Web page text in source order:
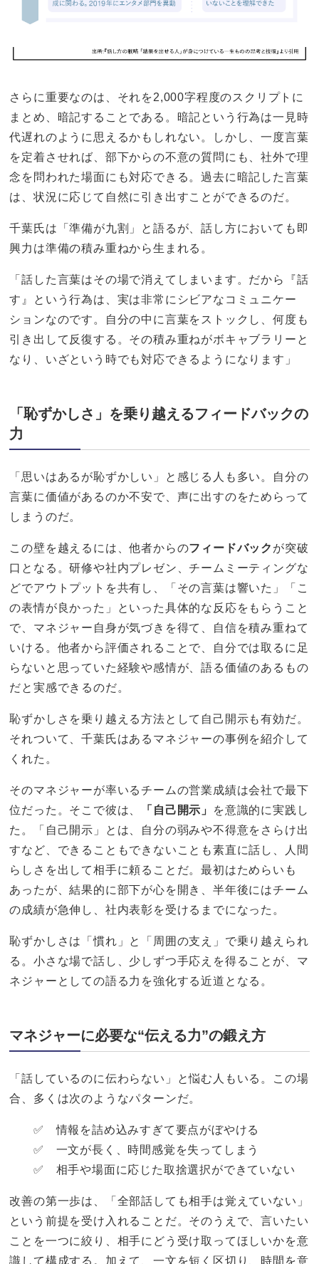
さらに重要なのは、それを2,000字程度のスクリプトに
まとめ、暗記することである。暗記という行為は一見時
代遅れのように思えるかもしれない。しかし、一度言葉
を定着させれば、部下からの不意の質問にも、社外で理
念を問われた場面にも対応できる。過去に暗記した言葉
は、状況に応じて自然に引き出すことができるのだ。
千葉氏は「準備が九割」と語るが、話し方においても即
興力は準備の積み重ねから生まれる。
「話した言葉はその場で消えてしまいます。だから『話
す』という行為は、実は非常にシビアなコミュニケー
ションなのです。自分の中に言葉をストックし、何度も
引き出して反復する。その積み重ねがボキャブラリーと
なり、いざという時でも対応できるようになります」
「恥ずかしさ」を乗り越えるフィードバックの
力
「思いはあるが恥ずかしい」と感じる人も多い。自分の
言葉に価値があるのか不安で、声に出すのをためらって
しまうのだ。
この壁を越えるには、他者からのフィードバック が突破
口となる。研修や社内プレゼン、チームミーティングな
どでアウトプットを共有し、「その言葉は響いた」「こ
の表情が良かった」といった具体的な反応をもらうこと
で、マネジャー自身が気づきを得て、自信を積み重ねて
いける。他者から評価されることで、自分では取るに足
らないと思っていた経験や感情が、語る価値のあるもの
だと実感できるのだ。
恥ずかしさを乗り越える方法として自己開示も有効だ。
それついて、千葉氏はあるマネジャーの事例を紹介して
くれた。
そのマネジャーが率いるチームの営業成績は会社で最下
位だった。そこで彼は、
「自己開示」
を意識的に実践し
た。「自己開示」とは、自分の弱みや不得意をさらけ出
すなど、できることもできないことも素直に話し、人間
らしさを出して相手に頼ることだ。最初はためらいも
あったが、結果的に部下が心を開き、半年後にはチーム
の成績が急伸し、社内表彰を受けるまでになった。
恥ずかしさは「慣れ」と「周囲の支え」で乗り越えられ
る。小さな場で話し、少しずつ手応えを得ることが、マ
ネジャーとしての語る力を強化する近道となる。
マネジャーに必要な“伝える力”の鍛え方
「話しているのに伝わらない」と悩む人もいる。この場
合、多くは次のようなパターンだ。
✅ 情報を詰め込みすぎて要点がぼやける
✅ 一文が長く、時間感覚を失ってしまう
✅ 相手や場面に応じた取捨選択ができていない
改善の第一歩は、「全部話しても相手は覚えていない」
という前提を受け入れることだ。そのうえで、言いたい
ことを一つに絞り、相手にどう受け取ってほしいかを意
識して構成する。加えて、一文を短く区切り、時間を意